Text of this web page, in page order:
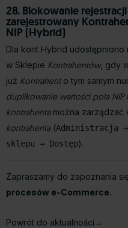
28. Blokowanie
zarejestrowany
NIP (Hybrid)
Dla kont Hybrid
w Sklepie Kontrahentów, gdy
już Kontrahento tym samym
duplikowanie wartości pola NIP
kontrahentamożna zarządzać
kontrahenta(Administracja
sklepu → Dostęp).
Zapraszamy do zapoznania
procesów e-Commerce.
Powrót do aktualności→